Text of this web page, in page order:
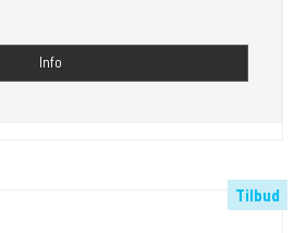
Info
Tilbud